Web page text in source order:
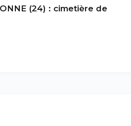
(24) : cimetière de